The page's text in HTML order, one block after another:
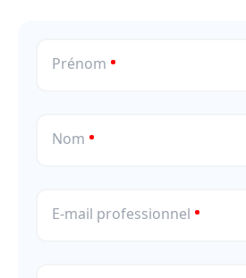
Prénom
Nom
E-mail professionnel